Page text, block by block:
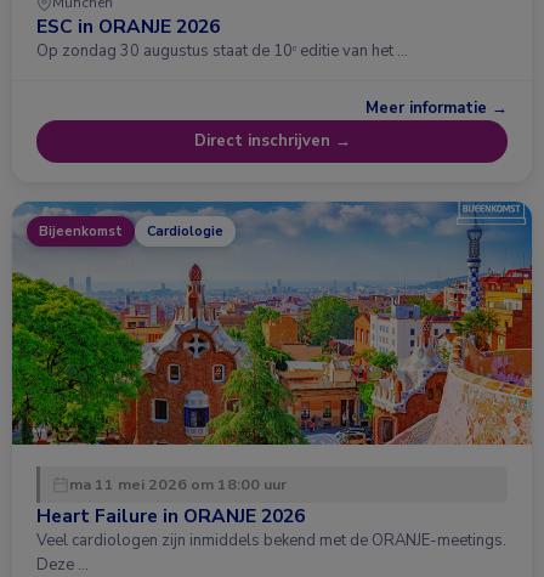
ESC in ORANJE 2026
Op zondag 30 augustus staat de 10ᵉ editie van het …
Meer informatie →
Direct inschrijven →
Bijeenkomst Cardiologie
ma 11 mei 2026 om 18:00 uur
Heart Failure in ORANJE 2026
Veel cardiologen zijn inmiddels bekend met de ORANJE-meetings.
Deze …